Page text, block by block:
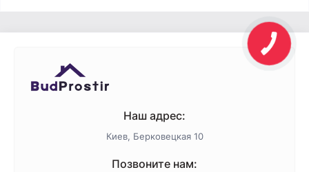
Наш адрес:
Киев, Берковецкая 10
Позвоните нам: